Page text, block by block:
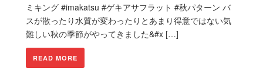
ミキング #imakatsu #ゲキアサフラット #秋パターン バ
スが散ったり水質が変わったりとあまり得意ではない気
難しい秋の季節がやってきました&#x […]
READ MORE